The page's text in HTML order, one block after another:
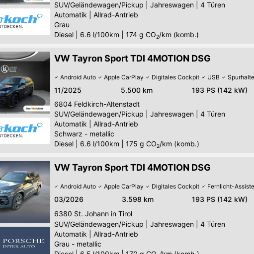
SUV/Geländewagen/Pickup
Jahreswagen
4 Türen
Automatik
Allrad-Antrieb
Grau
Diesel
6.6 l/100km 174 g CO2/km (komb.)
VW Tayron Sport TDI 4MOTION DSG
Android Auto Apple CarPlay Digitales Cockpit USB
11/2025 5.500 km 193 PS (142 kW)
6804 Feldkirch-Altenstadt
SUV/Geländewagen/Pickup
Jahreswagen
4 Türen
Automatik
Allrad-Antrieb
Schwarz - metallic
Diesel
6.6 l/100km 175 g CO2/km (komb.)
VW Tayron Sport TDI 4MOTION DSG
Android Auto Apple CarPlay Digitales Cockpit Fernlicht-
03/2026 3.598 km 193 PS (142 kW)
6380 St. Johann in Tirol
SUV/Geländewagen/Pickup
Jahreswagen
4 Türen
Automatik
Allrad-Antrieb
Grau - metallic